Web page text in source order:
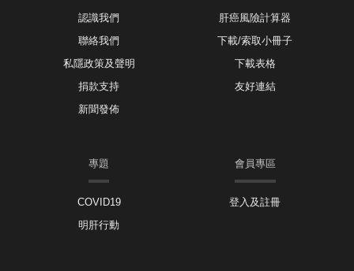
認識我們
聯絡我們
私隱政策及聲明
捐款支持
新聞發佈
肝癌風險計算器
下載/索取小冊子
下載表格
友好連結
專題
COVID19
明肝行動
會員專區
登入及註冊